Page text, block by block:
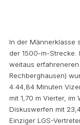
In der Männerklasse
der 1500-m-Strecke.
weitaus
Rechberghausen)
4:44,84 Minuten
mit 1,70 m Vierter, im
Diskuswerfen mit
Einziger LGS-